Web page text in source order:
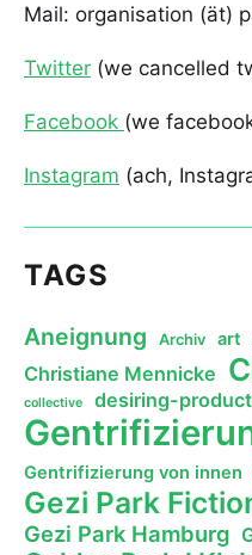
Mail: organisation (ät)
Twitter (we cancelled
Facebook (we
Instagram (ach,
TAGS
Aneignung Archiv art
Christiane Mennicke
collective desiring-
Gentrifizierung von innen
Gezi Park
Gezi Park Hamburg